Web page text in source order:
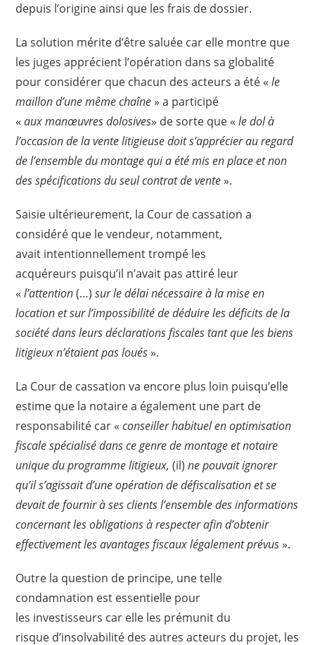
depuis l’origine ainsi que les frais de dossier.
La solution mérite d’être saluée car elle montre que
les juges apprécient l’opération dans sa globalité
pour considérer que chacun des acteurs a été «le
maillon d’une même chaîne» a participé
«aux manœuvres dolosives» de sorte que «le dol à
l’occasion de la vente litigieuse doit s’apprécier au regard
de l’ensemble du montage qui a été mis en place et non
des spécifications du seul contrat de vente».
Saisie ultérieurement, la Cour de cassation a
considéré que le vendeur, notamment,
avait intentionnellement trompé les
acquéreurs puisqu’il n’avait pas attiré leur
«l’attention(…) sur le délai nécessaire à la mise en
location et sur l’impossibilité de déduire les déficits de la
société dans leurs déclarations fiscales tant que les biens
litigieux n’étaient pas loués».
La Cour de cassation va encore plus loin puisqu’elle
estime que la notaire a également une part de
responsabilité car « conseiller habituel en optimisation
fiscale spécialisé dans ce genre de montage et notaire
unique du programme litigieux,(il) ne pouvait ignorer
qu’il s’agissait d’une opération de défiscalisation et se
devait de fournir à ses clients l’ensemble des informations
concernant les obligations à respecter afin d’obtenir
effectivement les avantages fiscaux légalement prévus».
Outre la question de principe, une telle
condamnation est essentielle pour
les investisseurs car elle les prémunit du
risque d’insolvabilité des autres acteurs du projet, les